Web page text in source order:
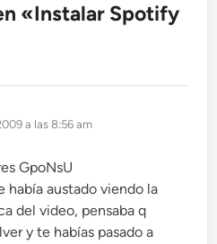
«Instalar Spotify
a las 8:56 am
GpoNsU
había austado viendo la
del video, pensaba q
y te habías pasado a